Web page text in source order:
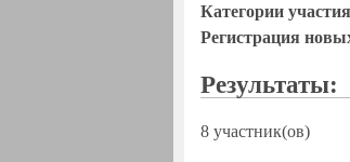
Категории
Регистрация
Результаты:
8 участник(ов)